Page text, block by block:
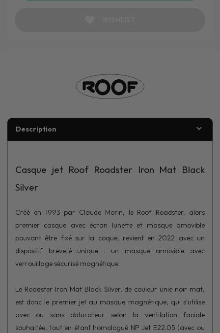
Description
Casque jet Roof Roadster Iron Mat Black
Silver
Créé en 1993 par Claude Morin, le Roof Roadster, alors
premier casque avec écran lunette et masque amovible
pouvant être fixé sur la coque, revient en 2022 avec un
dispositif breveté unique : un masque amovible avec
verrouillage sécurisé magnétique.
Le Roadster Iron Mat Black Silver, de couleur unie noir mat,
est donc le premier jet au masque magnétique, qui s'utilise
avec ou sans obturateur selon la ventilation faciale
souhaitée, tout en étant homologué NP Jet E22.05 (avec ou